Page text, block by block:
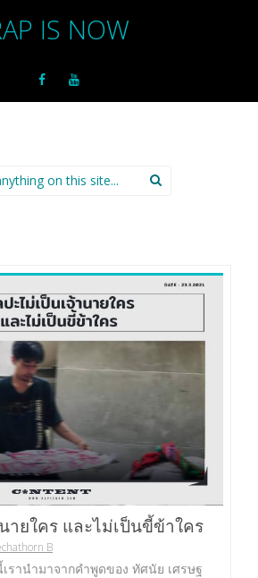
IS NOW
ายใคร และไม่เป็นขี้ข้าใคร
B
รานำมาจากคำพูดของ ทัศนัย เศรษฐ